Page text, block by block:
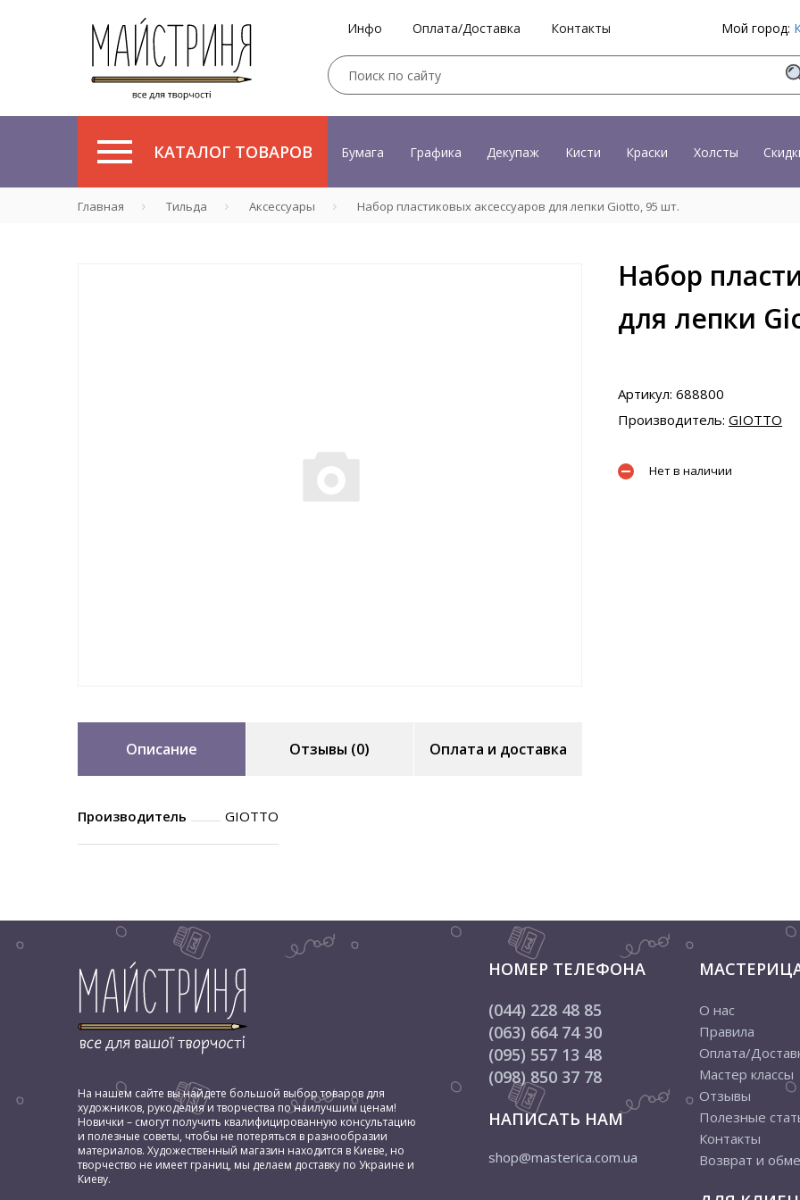
Инфо Оплата/Доставка Контакты Мой город:
КАТАЛОГ ТОВАРОВ Бумага Графика Декупаж Кисти Краски Холсты
Главная Тильда Аксессуары Набор пластиковых аксессуаров для лепки Giotto, 95 шт.
Описание Отзывы (0) Оплата и доставка
Производитель GIOTTO
Набор
для лепки
Артикул: 688800
Производитель: GIOTTO
Нет в наличии
На нашем сайте вы найдете большой выбор товаров для
художников, рукоделия и творчества по наилучшим ценам!
Новички – смогут получить квалифицированную консультацию
и полезные советы, чтобы не потеряться в разнообразии
материалов. Художественный магазин находится в Киеве, но
творчество не имеет границ, мы делаем доставку по Украине и
Киеву.
НОМЕР ТЕЛЕФОНА
(044) 228 48 85
(063) 664 74 30
(095) 557 13 48
(098) 850 37 78
НАПИСАТЬ НАМ
shop@masterica.com.ua
О нас
Правила
Оплата/
Мастер классы
Отзывы
Полезные
Контакты
Возврат и